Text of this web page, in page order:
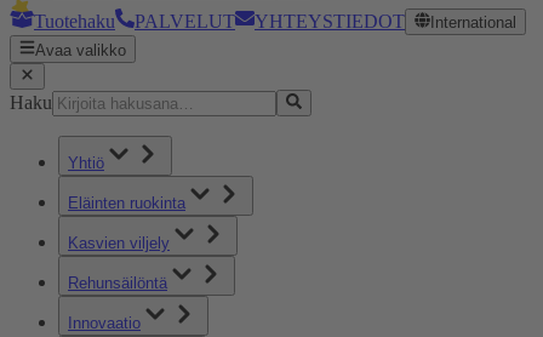
Tuotehaku
PALVELUT YHTEYSTIEDOT
International
Avaa valikko
Haku
Yhtiö
Eläinten ruokinta
Kasvien viljely
Rehunsäilöntä
Innovaatio